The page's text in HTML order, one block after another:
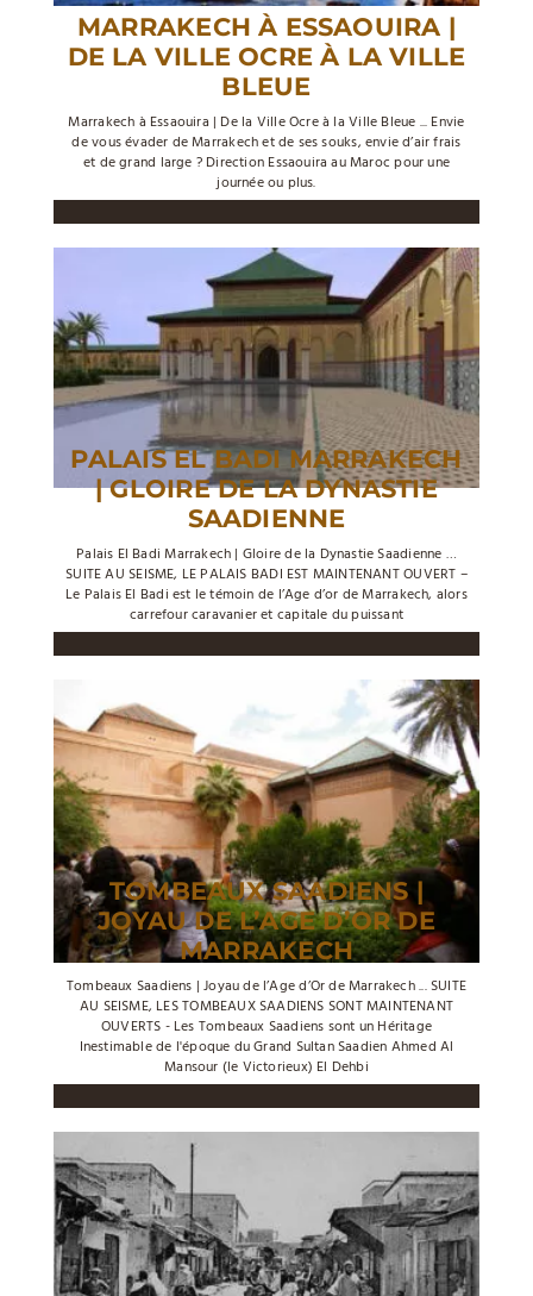
MARRAKECH À ESSAOUIRA |
DE LA VILLE OCRE À LA VILLE
BLEUE
Marrakech à Essaouira | De la Ville Ocre à la Ville Bleue ... Envie
de vous évader de Marrakech et de ses souks, envie d’air frais
et de grand large ? Direction Essaouira au Maroc pour une
journée ou plus.
PALAIS EL BADI MARRAKECH
| GLOIRE DE LA DYNASTIE
SAADIENNE
Palais El Badi Marrakech | Gloire de la Dynastie Saadienne …
SUITE AU SEISME, LE PALAIS BADI EST MAINTENANT OUVERT –
Le Palais El Badi est le témoin de l’Age d’or de Marrakech, alors
carrefour caravanier et capitale du puissant
TOMBEAUX SAADIENS |
JOYAU DE L’AGE D’OR DE
MARRAKECH
Tombeaux Saadiens | Joyau de l’Age d’Or de Marrakech ... SUITE
AU SEISME, LES TOMBEAUX SAADIENS SONT MAINTENANT
OUVERTS - Les Tombeaux Saadiens sont un Héritage
Inestimable de l'époque du Grand Sultan Saadien Ahmed Al
Mansour (le Victorieux) El Dehbi